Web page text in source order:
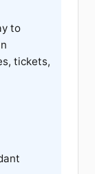
to
tickets,